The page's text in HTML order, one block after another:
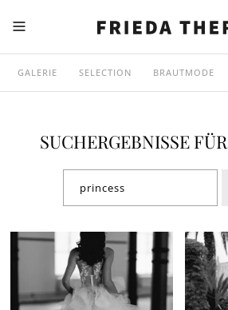
GALERIE SELECTION BRAUTMODE
SUCHERGEBNISSE